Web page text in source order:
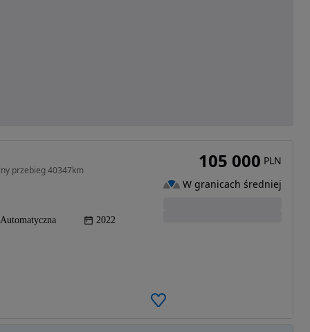
przebieg 40347km
Automatyczna 2022
105 000 PLN
W granicach średniej